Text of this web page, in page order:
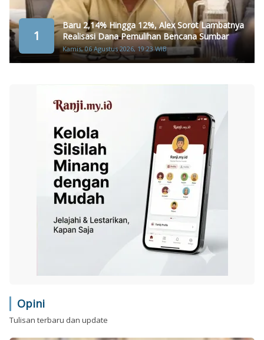
1
Baru 2,14% Hingga 12%, Alex Sorot Lambatnya
Realisasi Dana Pemulihan Bencana Sumbar
Kamis, 06 Agustus 2026, 19:23 WIB
Opini
Tulisan terbaru dan update